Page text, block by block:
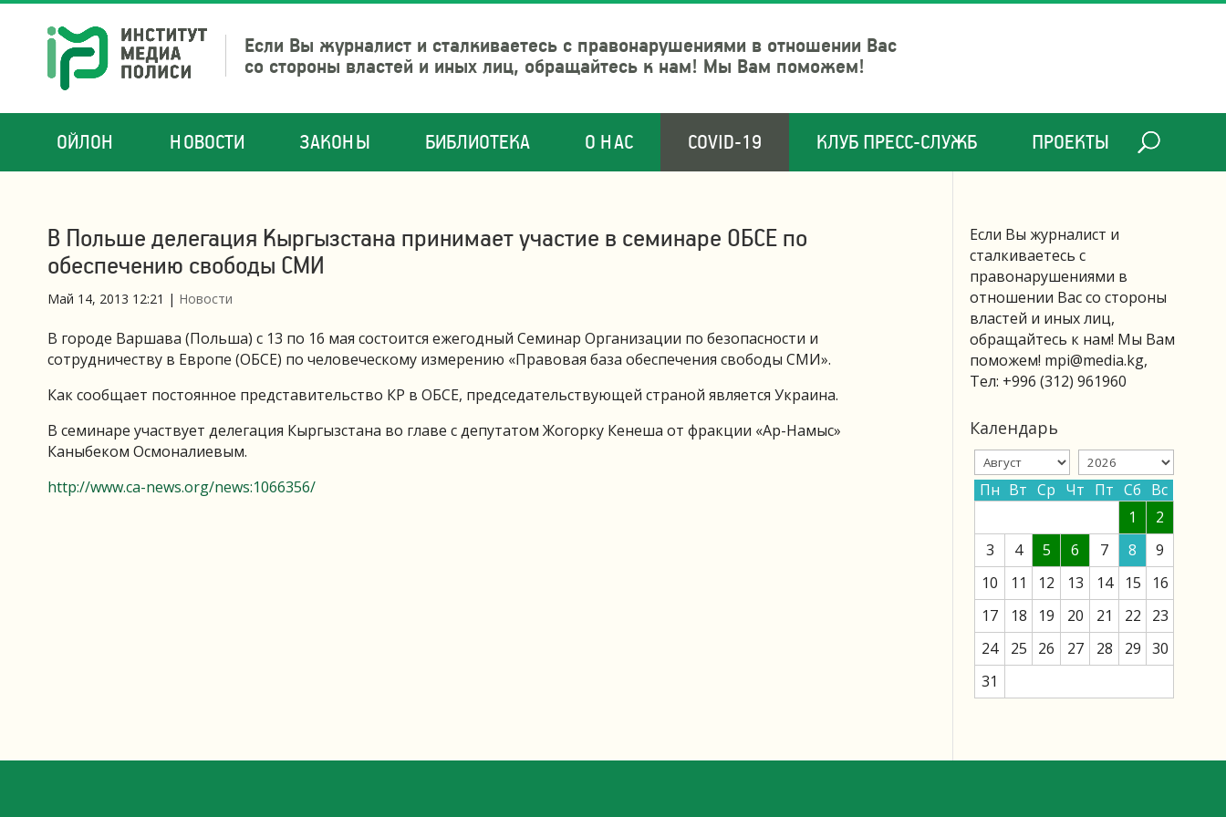
Если Вы журналист и сталкиваетесь с правонарушениями в отношении Вас
со стороны властей и иных лиц, обращайтесь к нам! Мы Вам поможем!
ОЙЛОН НОВОСТИ ЗАКОНЫ БИБЛИОТЕКА О НАС COVID-19 КЛУБ ПРЕСС-СЛУЖБ ПРОЕКТЫ
В Польше делегация Кыргызстана принимает участие в семинаре ОБСЕ по
обеспечению свободы СМИ
Май 14, 2013 12:21 | Новости
В городе Варшава (Польша) с 13 по 16 мая состоится ежегодный Семинар Организации по безопасности и
сотрудничеству в Европе (ОБСЕ) по человеческому измерению «Правовая база обеспечения свободы СМИ».
Как сообщает постоянное представительство КР в ОБСЕ, председательствующей страной является Украина.
В семинаре участвует делегация Кыргызстана во главе с депутатом Жогорку Кенеша от фракции «Ар-Намыс»
Каныбеком Осмоналиевым.
http://www.ca-news.org/news:1066356/
Если Вы журналист и
сталкиваетесь с
правонарушениями в
отношении Вас со стороны
властей и иных лиц,
обращайтесь к нам! Мы Вам
поможем! mpi@media.kg,
Тел: +996 (312) 961960
Календарь
Пн Вт Ср Чт Пт Сб Вс
1
2
3
4 5 6 7 8
9
10
11 12 13 14 15
16
17
18 19 20 21 22
23
24
25 26 27 28 29 30
31